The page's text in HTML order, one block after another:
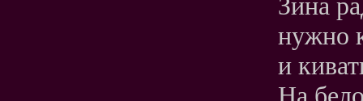
нужно
и